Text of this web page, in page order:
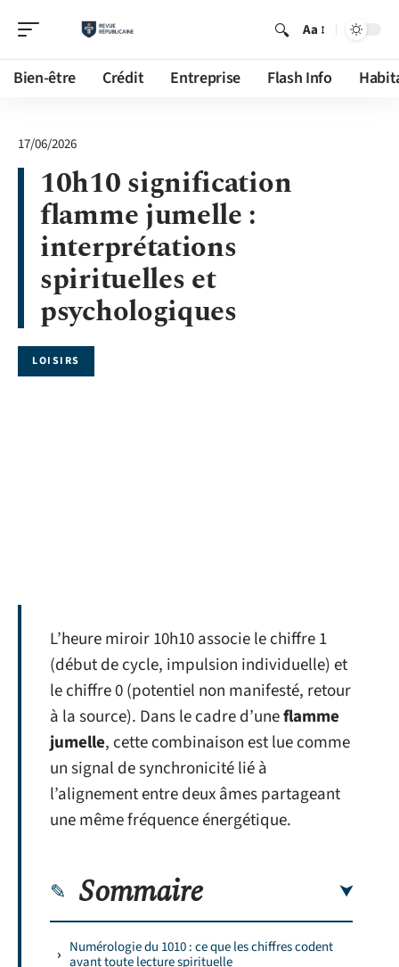
Aa
Bien-être Crédit Entreprise Flash Info
17/06/2026
10h10 signification
flamme jumelle :
interprétations
spirituelles et
psychologiques
LOISIRS
L’heure miroir 10h10 associe le chiffre 1
(début de cycle, impulsion individuelle) et
le chiffre 0 (potentiel non manifesté, retour
à la source). Dans le cadre d’uneflamme
jumelle, cette combinaison est lue comme
un signal de synchronicité lié à
l’alignement entre deux âmes partageant
une même fréquence énergétique.
Sommaire
Numérologie du 1010 : ce que les chiffres codent
avant toute lecture spirituelle